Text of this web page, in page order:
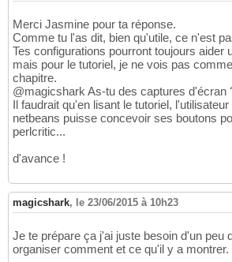
Merci Jasmine pour ta réponse.
Comme tu l'as dit, bien qu'utile, ce n'est
Tes configurations pourront toujours aider
mais pour le tutoriel, je ne vois pas
chapitre.
@magicshark As-tu des captures d'écran
Il faudrait qu'en lisant le tutoriel,
netbeans puisse concevoir ses boutons
perlcritic...
d'avance !
magicshark, le 23/06/2015 à 10h23
Je te prépare ça j'ai juste besoin d'un peu
organiser comment et ce qu'il y a montrer.